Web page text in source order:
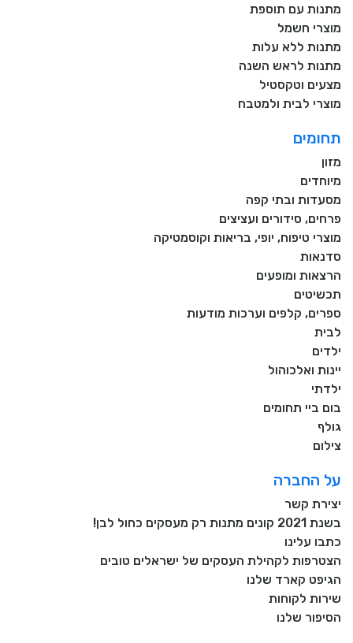
מתנות עם תוספת
מוצרי חשמל
מתנות ללא עלות
מתנות לראש השנה
מצעים וטקסטיל
מוצרי לבית ולמטבח
תחומים
מזון
מיוחדים
מסעדות ובתי קפה
פרחים, סידורים ועציצים
מוצרי טיפוח, יופי, בריאות וקוסמטיקה
סדנאות
הרצאות ומופעים
תכשיטים
ספרים, קלפים וערכות מודעות
לבית
ילדים
יינות ואלכוהול
ילדתי
בום ביי תחומים
גולף
צילום
על החברה
יצירת קשר
בשנת 2021 קונים מתנות רק מעסקים כחול לבן!
כתבו עלינו
הצטרפות לקהילת העסקים של ישראלים טובים
הגיפט קארד שלנו
שירות לקוחות
הסיפור שלנו